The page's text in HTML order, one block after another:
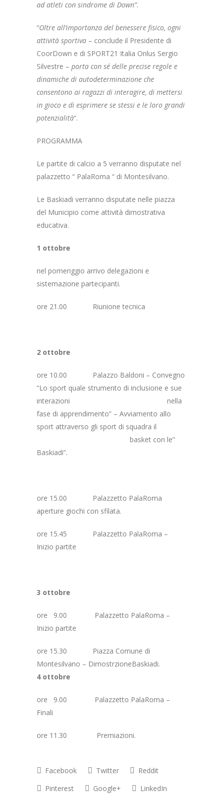
ad atleti con sindrome di Down”.
“Oltre all’importanza del benessere fisico, ogni
attività sportiva – conclude il Presidente di
CoorDown e di SPORT21 Italia Onlus Sergio
Silvestre – porta con sé delle precise regole e
dinamiche di autodeterminazione che
consentono ai ragazzi di interagire, di mettersi
in gioco e di esprimere se stessi e le loro grandi
potenzialità“.
PROGRAMMA
Le partite di calcio a 5 verranno disputate nel
palazzetto “ PalaRoma “ di Montesilvano.
Le Baskiadi verranno disputate nelle piazza
del Municipio come attività dimostrativa
educativa.
1 ottobre
nel pomeriggio arrivo delegazioni e
sistemazione partecipanti.
ore 21.00 Riunione tecnica
2 ottobre
ore 10.00 Palazzo Baldoni – Convegno
“Lo sport quale strumento di inclusione e sue
interazioni nella
fase di apprendimento” – Avviamento allo
sport attraverso gli sport di squadra il
basket con le”
Baskiadi”.
ore 15.00 Palazzetto PalaRoma
aperture giochi con sfilata.
ore 15.45 Palazzetto PalaRoma –
Inizio partite
3 ottobre
ore 9.00 Palazzetto PalaRoma –
Inizio partite
ore 15.30 Piazza Comune di
Montesilvano – DimostrzioneBaskiadi.
4 ottobre
ore 9.00 Palazzetto PalaRoma –
Finali
ore 11.30 Premiazioni.
Facebook Twitter
Reddit
Pinterest
Google+
LinkedIn